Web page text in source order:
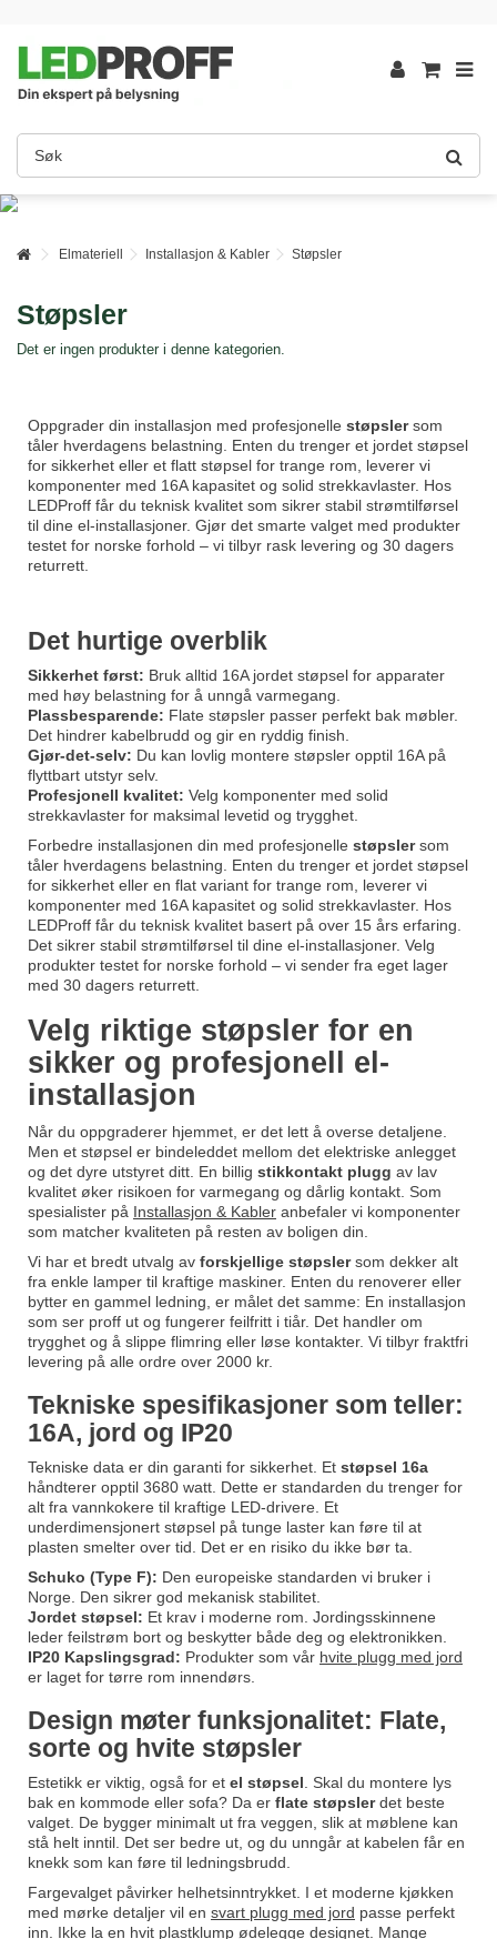
Elmateriell Installasjon & Kabler Støpsler
Støpsler
Det er ingen produkter i denne kategorien.
Oppgrader din installasjon med profesjonelle støpslersom
tåler hverdagens belastning. Enten du trenger et jordet støpsel
for sikkerhet eller et flatt støpsel for trange rom, leverer vi
komponenter med 16A kapasitet og solid strekkavlaster. Hos
LEDProff får du teknisk kvalitet som sikrer stabil strømtilførsel
til dine el-installasjoner. Gjør det smarte valget med produkter
testet for norske forhold – vi tilbyr rask levering og 30 dagers
returrett.
Det hurtige overblik
Sikkerhet først: Bruk alltid 16A jordet støpsel for apparater
med høy belastning for å unngå varmegang.
Plassbesparende: Flate støpsler passer perfekt bak møbler.
Det hindrer kabelbrudd og gir en ryddig finish.
Gjør-det-selv: Du kan lovlig montere støpsler opptil 16A på
flyttbart utstyr selv.
Profesjonell kvalitet: Velg komponenter med solid
strekkavlaster for maksimal levetid og trygghet.
Forbedre installasjonen din med profesjonelle støpslersom
tåler hverdagens belastning. Enten du trenger et jordet støpsel
for sikkerhet eller en flat variant for trange rom, leverer vi
komponenter med 16A kapasitet og solid strekkavlaster. Hos
LEDProff får du teknisk kvalitet basert på over 15 års erfaring.
Det sikrer stabil strømtilførsel til dine el-installasjoner. Velg
produkter testet for norske forhold – vi sender fra eget lager
med 30 dagers returrett.
Velg riktige støpsler for en
sikker og profesjonell el-
installasjon
Når du oppgraderer hjemmet, er det lett å overse detaljene.
Men et støpsel er bindeleddet mellom det elektriske anlegget
og det dyre utstyret ditt. En billig stikkontakt plugg av lav
kvalitet øker risikoen for varmegang og dårlig kontakt. Som
spesialister på Installasjon & Kabler anbefaler vi komponenter
som matcher kvaliteten på resten av boligen din.
Vi har et bredt utvalg av forskjellige støpslersom dekker alt
fra enkle lamper til kraftige maskiner. Enten du renoverer eller
bytter en gammel ledning, er målet det samme: En installasjon
som ser proff ut og fungerer feilfritt i tiår. Det handler om
trygghet og å slippe flimring eller løse kontakter. Vi tilbyr fraktfri
levering på alle ordre over 2000 kr.
Tekniske spesifikasjoner som teller:
16A, jord og IP20
Tekniske data er din garanti for sikkerhet. Et støpsel 16a
håndterer opptil 3680 watt. Dette er standarden du trenger for
alt fra vannkokere til kraftige LED-drivere. Et
underdimensjonert støpsel på tunge laster kan føre til at
plasten smelter over tid. Det er en risiko du ikke bør ta.
Schuko (Type F): Den europeiske standarden vi bruker i
Norge. Den sikrer god mekanisk stabilitet.
Jordet støpsel: Et krav i moderne rom. Jordingsskinnene
leder feilstrøm bort og beskytter både deg og elektronikken.
IP20 Kapslingsgrad: Produkter som vår hvite plugg med jord
er laget for tørre rom innendørs.
Design møter funksjonalitet: Flate,
sorte og hvite støpsler
Estetikk er viktig, også for et el støpsel . Skal du montere lys
bak en kommode eller sofa? Da er flate støpslerdet beste
valget. De bygger minimalt ut fra veggen, slik at møblene kan
stå helt inntil. Det ser bedre ut, og du unngår at kabelen får en
knekk som kan føre til ledningsbrudd.
Fargevalget påvirker helhetsinntrykket. I et moderne kjøkken
med mørke detaljer vil en svart plugg med jord passe perfekt
inn. Ikke la en hvit plastklump ødelegge designet. Mange